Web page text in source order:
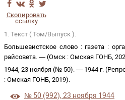
Скопировать
ссылку
1. Текст ( Том/Выпуск ).
Большевистское слово : газета :
райсовета. — (Омск : Омская ГОНБ,
1944, 23 ноября (№ 50). — 1944 г.
: Омская ГОНБ, 2019).
№ 50 (992), 23 ноября 1944